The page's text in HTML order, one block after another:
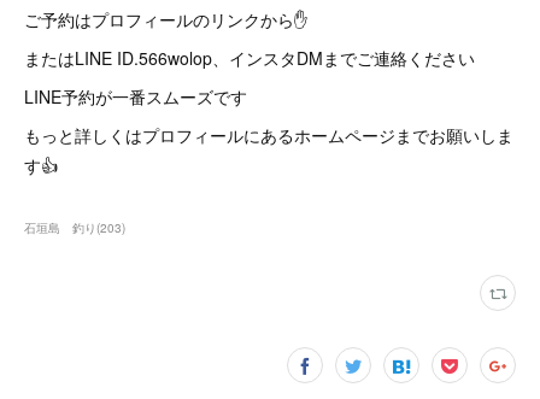
ご予約はプロフィールのリンクから✋
またはLINE ID.566wolop、インスタDMまでご連絡ください
LINE予約が一番スムーズです
もっと詳しくはプロフィールにあるホームページまでお願いしま
す👍
石垣島 釣り(203)